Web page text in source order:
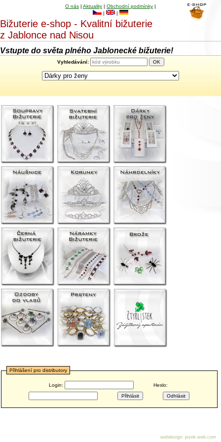
O nás | Aktuality | Obchodní podmínky |
|
|
Bižuterie e-shop - Kvalitní bižuterie
z Jablonce nad Nisou
Vstupte do světa plného Jablonecké bižuterie!
Vyhledávání:
Přihlášení pro distributory
Login: Heslo:
webdesign: jezek-web.com